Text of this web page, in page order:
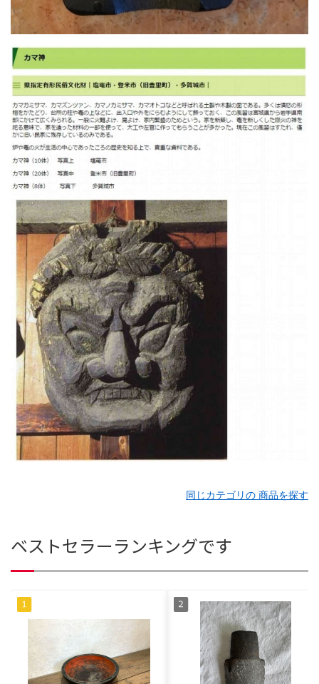
同じカテゴリの 商品を探す
ベストセラーランキングです